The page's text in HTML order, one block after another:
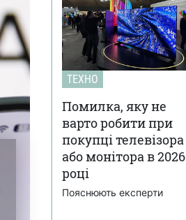
ТЕХНО
Помилка, яку не
варто робити при
покупці телевізора
або монітора в 2026
році
Пояснюють експерти